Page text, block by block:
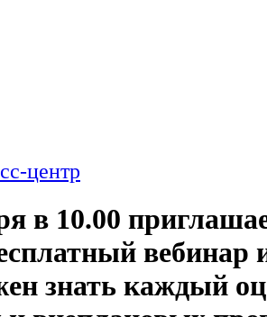
центр
в 10.00
вебинар
знать каждый